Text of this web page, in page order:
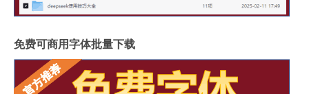
免费可商用字体批量下载